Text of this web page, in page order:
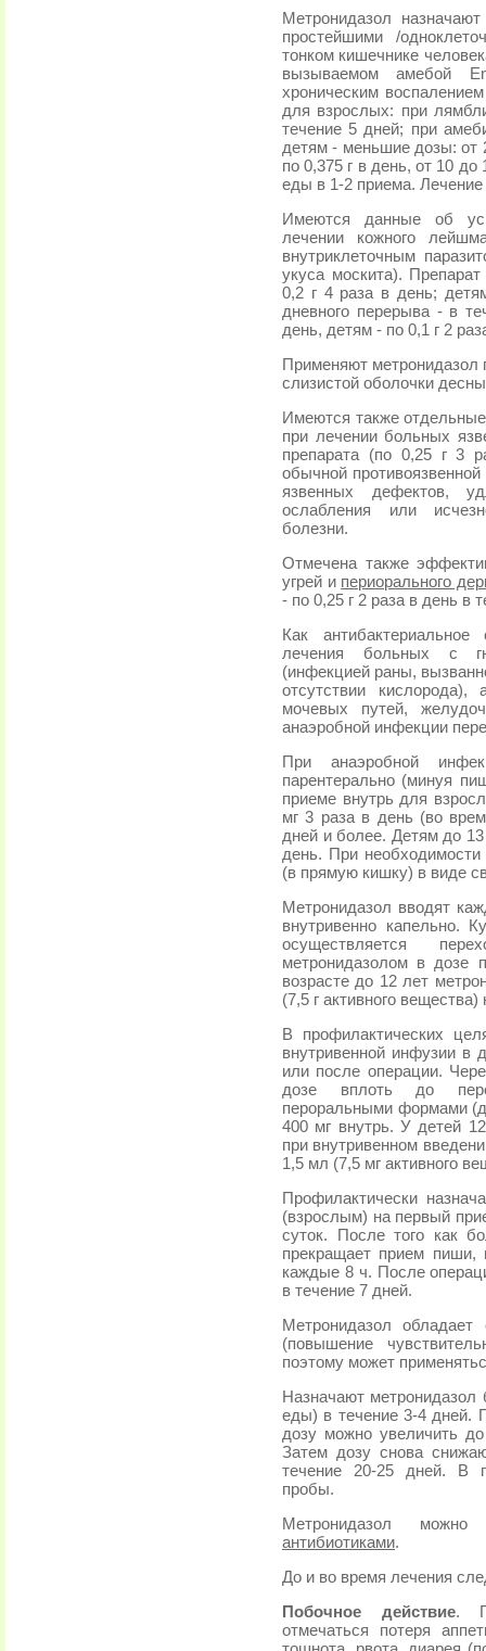
Метронидазол
простейшими /
тонком кишечнике
вызываемом амебой
хроническим
для взрослых: при
течение 5 дней; при
детям - меньшие дозы: от
по 0,375 г в день, от 10
еды в 1-2 приема.
Имеются данные об
лечении кожного
внутриклеточным
укуса москита).
0,2 г 4 раза в день;
дневного перерыва - в
день, детям - по 0,1 г 2
Применяют метронидазол
слизистой оболочки
Имеются также
при лечении больных
препарата (по 0,25 г 3
обычной
язвенных дефектов,
ослабления или
болезни.
Отмечена также
угрей и периорального
- по 0,25 г 2 раза в день в
Как
лечения больных с
(инфекцией раны,
отсутствии кислорода),
мочевых путей,
анаэробной инфекции
При анаэробной
парентерально (минуя
приеме внутрь для
мг 3 раза в день (во
дней и более. Детям до 13
день. При необходимости
(в прямую кишку) в виде
Метронидазол вводят
внутривенно капельно.
осуществляется
метронидазолом в дозе
возрасте до 12 лет
(7,5 г активного
В профилактических
внутривенной инфузии в
или после операции.
дозе вплоть до
пероральными формами
400 мг внутрь. У детей
при внутривенном
1,5 мл (7,5 мг активного
Профилактически
(взрослым) на первый
суток. После того как
прекращает прием пиши,
каждые 8 ч. После
в течение 7 дней.
Метронидазол обладает
(повышение
поэтому может
Назначают метронидазол
еды) в течение 3-4 дней.
дозу можно увеличить
Затем дозу снова
течение 20-25 дней. В
пробы.
Метронидазол
антибиотиками.
До и во время лечения
Побочное действие.
отмечаться потеря